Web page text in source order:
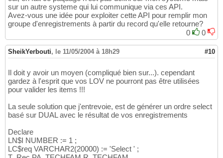
sur un autre systeme qui lui communique via ces API.
Avez-vous une idée pour exploiter cette API pour remplir mon
groupe d'enregistrements à partir du record qu'elle retourne?
0
0
SheikYerbouti, le 11/05/2004 à 18h29 #10
Il doit y avoir un moyen (compliqué bien sur...). cependant
gardez à l'esprit que vos LOV ne pourront pas être utilisées
pour valider les items !!!
La seule solution que j'entrevoie, est de générer un ordre select
basé sur DUAL avec le résultat de vos enregistrements
Declare
LN$I NUMBER := 1 ;
LC$req VARCHAR2(20000) := 'Select ' ;